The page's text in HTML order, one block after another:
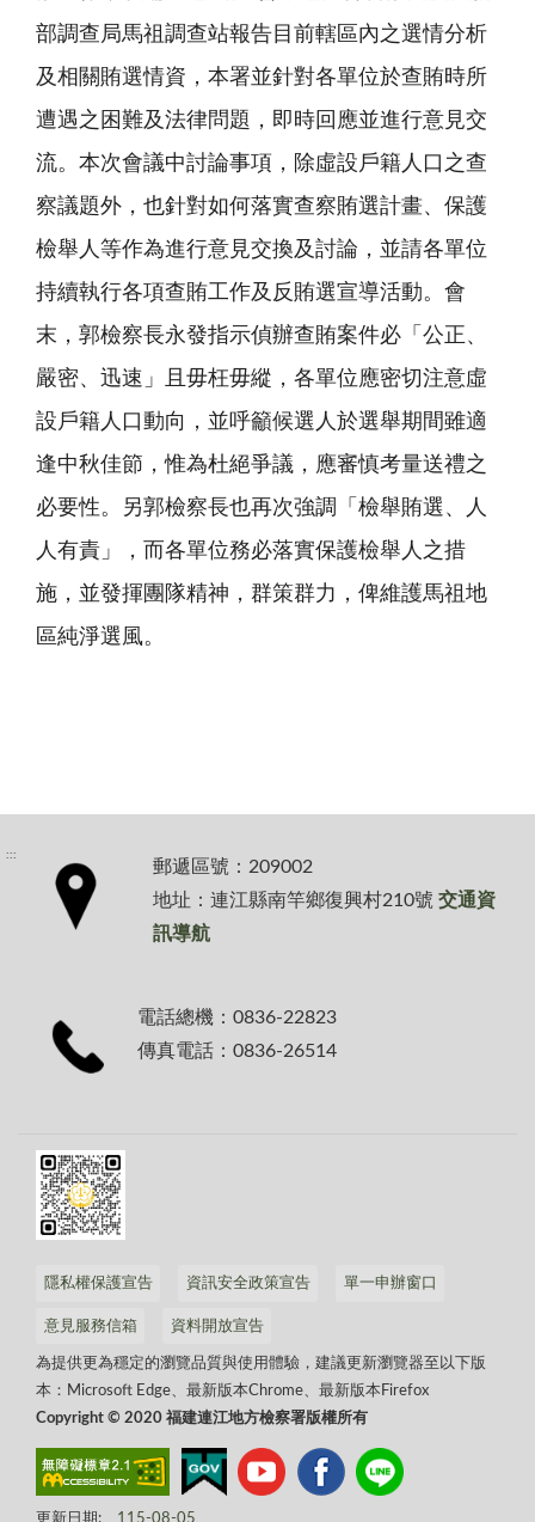
部調查局馬祖調查站報告目前轄區內之選情分析
及相關賄選情資，本署並針對各單位於查賄時所
遭遇之困難及法律問題，即時回應並進行意見交
流。本次會議中討論事項，除虛設戶籍人口之查
察議題外，也針對如何落實查察賄選計畫、保護
檢舉人等作為進行意見交換及討論，並請各單位
持續執行各項查賄工作及反賄選宣導活動。會
末，郭檢察長永發指示偵辦查賄案件必「公正、
嚴密、迅速」且毋枉毋縱，各單位應密切注意虛
設戶籍人口動向，並呼籲候選人於選舉期間雖適
逢中秋佳節，惟為杜絕爭議，應審慎考量送禮之
必要性。另郭檢察長也再次強調「檢舉賄選、人
人有責」，而各單位務必落實保護檢舉人之措
施，並發揮團隊精神，群策群力，俾維護馬祖地
區純淨選風。
:::
郵遞區號：209002
地址：連江縣南竿鄉復興村210號 交通資
訊導航
電話總機：0836-22823
傳真電話：0836-26514
隱私權保護宣告 資訊安全政策宣告 單一申辦窗口
意見服務信箱 資料開放宣告
為提供更為穩定的瀏覽品質與使用體驗，建議更新瀏覽器至以下版
本：Microsoft Edge、最新版本Chrome、最新版本Firefox
Copyright © 2020 福建連江地方檢察署版權所有